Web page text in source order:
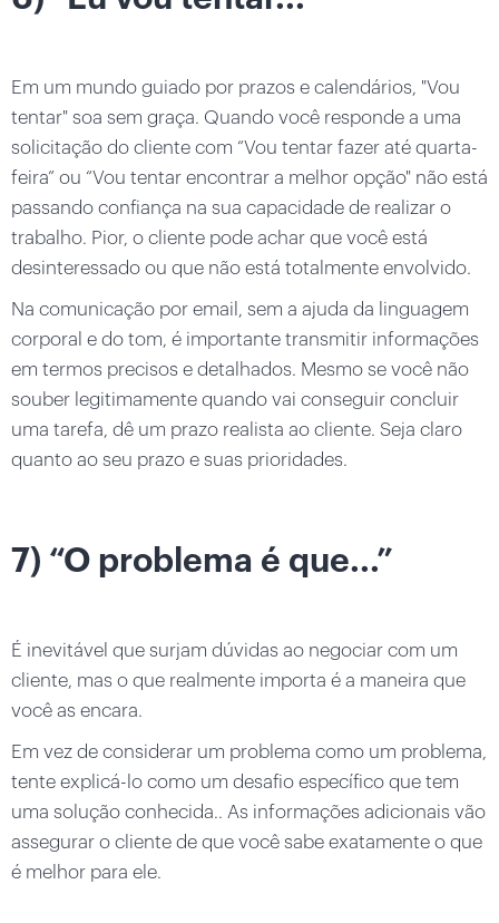
Em um mundo guiado por prazos e calendários, "Vou
tentar" soa sem graça. Quando você responde a uma
solicitação do cliente com “Vou tentar fazer até quarta-
feira” ou “Vou tentar encontrar a melhor opção" não está
passando confiança na sua capacidade de realizar o
trabalho. Pior, o cliente pode achar que você está
desinteressado ou que não está totalmente envolvido.
Na comunicação por email, sem a ajuda da linguagem
corporal e do tom, é importante transmitir informações
em termos precisos e detalhados. Mesmo se você não
souber legitimamente quando vai conseguir concluir
uma tarefa, dê um prazo realista ao cliente. Seja claro
quanto ao seu prazo e suas prioridades.
7) “O problema é que...”
É inevitável que surjam dúvidas ao negociar com um
cliente, mas o que realmente importa é a maneira que
você as encara.
Em vez de considerar um problema como um problema,
tente explicá-lo como um desafio específico que tem
uma solução conhecida.. As informações adicionais vão
assegurar o cliente de que você sabe exatamente o que
é melhor para ele.